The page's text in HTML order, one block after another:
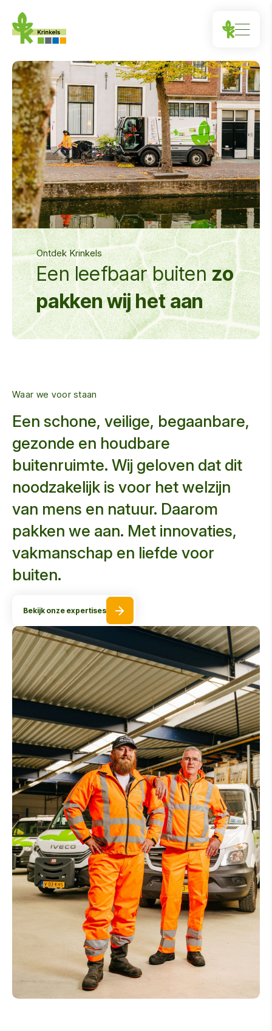
Ontdek Krinkels
Een leefbaar buiten zo
pakken wij het aan
Waar we voor staan
Een schone, veilige, begaanbare,
gezonde en houdbare
buitenruimte. Wij geloven dat dit
noodzakelijk is voor het welzijn
van mens en natuur. Daarom
pakken we aan. Met innovaties,
vakmanschap en liefde voor
buiten.
Bekijk onze expertises